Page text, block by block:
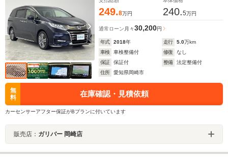
249.8万円 240.5万円
通常ローン 月々30,200円
年式 2018年 走行 5.0万km
車検
車検整備付 修復
なし
保証
保証付 整備
法定整備付
住所
愛知県岡崎市
無
料
在庫確認・見積依頼
カーセンサーアフター保証がBプランに付いています
販売店： ガリバー 岡崎店